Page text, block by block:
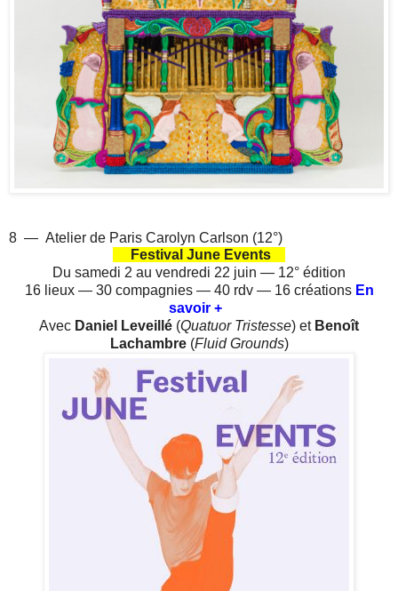
8 — Atelier de Paris Carolyn Carlson (12°)
Festival June Events
Du samedi 2 au vendredi 22 juin — 12° édition
16 lieux — 30 compagnies — 40 rdv — 16 créations En
savoir +
Avec Daniel Leveillé (Quatuor Tristesse) et Benoît
Lachambre(Fluid Grounds)